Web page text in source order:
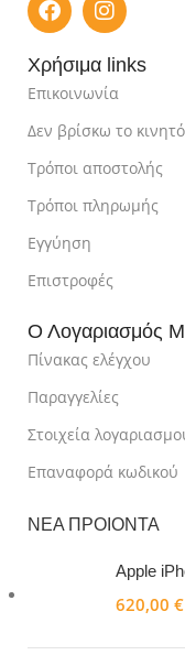
Χρήσιμα links
Επικοινωνία
Δεν βρίσκω το
Τρόποι αποστολής
Τρόποι πληρωμής
Εγγύηση
Επιστροφές
Ο Λογαριασμός
Πίνακας ελέγχου
Παραγγελίες
Στοιχεία
Επαναφορά κωδικού
ΝΕΑ ΠΡΟΙΟΝΤΑ
Apple
620,00 €